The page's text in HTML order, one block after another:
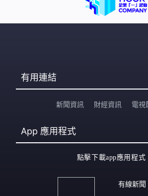
有用連結
新聞資訊 財經資訊 電視
App 應用程式
點擊下載app應用程式
有線新聞